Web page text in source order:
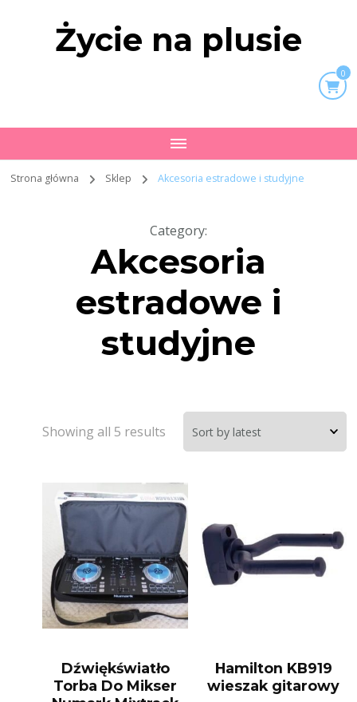
Życie na plusie
0
Strona główna Sklep Akcesoria estradowe i studyjne
Category:
Akcesoria
estradowe i
studyjne
Showing all 5 results
Dźwiękświatło
Torba Do Mikser
Hamilton KB919
wieszak gitarowy